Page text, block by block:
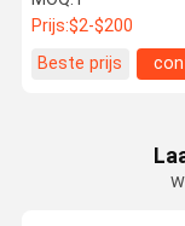
lasten ODM
Prijs:$2-$200
Beste prijs